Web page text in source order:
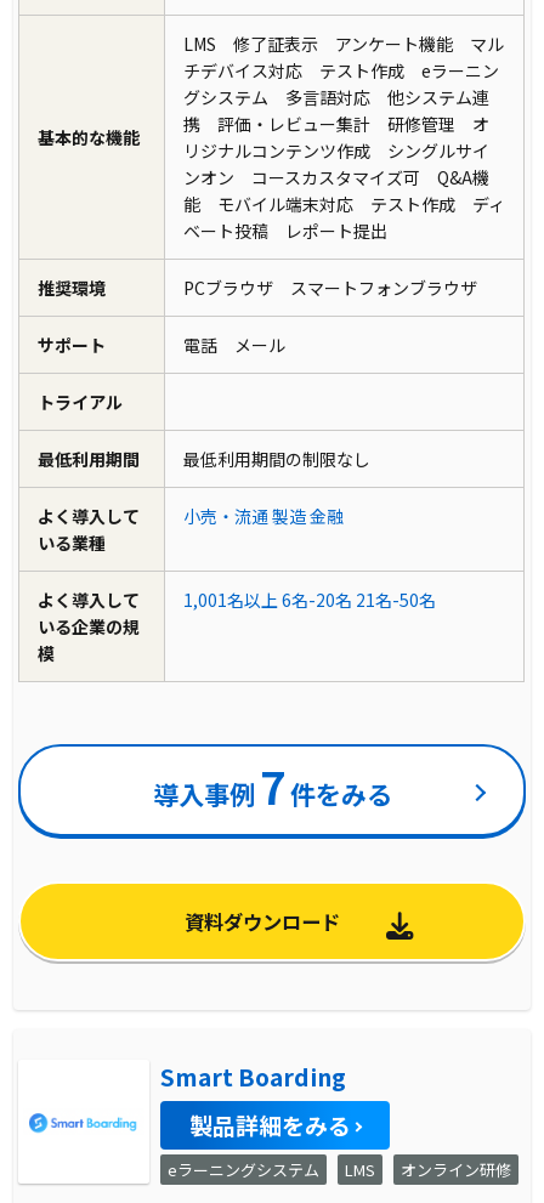
基本的な機能
LMS 修了証表示 アンケート機能 マル
チデバイス対応 テスト作成 eラーニン
グシステム 多言語対応 他システム連
携 評価・レビュー集計 研修管理 オ
リジナルコンテンツ作成 シングルサイ
ンオン コースカスタマイズ可 Q&A機
能 モバイル端末対応 テスト作成 ディ
ベート投稿 レポート提出
推奨環境 PCブラウザ スマートフォンブラウザ
サポート 電話 メール
トライアル
最低利用期間 最低利用期間の制限なし
よく導入して
いる業種
小売・流通 製造金融
よく導入して
いる企業の規
模
1,001名以上 6名-20名 21名-50名
導入事例 7件をみる
資料ダウンロード
Smart Boarding
製品詳細をみる
eラーニングシステム LMS オンライン研修